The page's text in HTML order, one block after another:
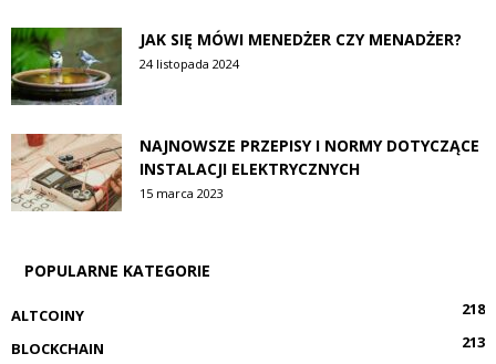
JAK SIĘ MÓWI MENEDŻER CZY MENADŻER?
24 listopada 2024
NAJNOWSZE PRZEPISY I NORMY DOTYCZĄCE
INSTALACJI ELEKTRYCZNYCH
15 marca 2023
POPULARNE KATEGORIE
ALTCOINY
218
BLOCKCHAIN
213